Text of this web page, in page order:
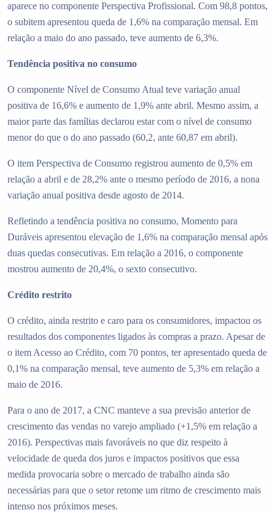
aparece no componente Perspectiva Profissional. Com 98,8 pontos,
o subitem apresentou queda de 1,6% na comparação mensal. Em
relação a maio do ano passado, teve aumento de 6,3%.
Tendência positiva no consumo
O componente Nível de Consumo Atual teve variação anual
positiva de 16,6% e aumento de 1,9% ante abril. Mesmo assim, a
maior parte das famílias declarou estar com o nível de consumo
menor do que o do ano passado (60,2, ante 60,87 em abril).
O item Perspectiva de Consumo registrou aumento de 0,5% em
relação a abril e de 28,2% ante o mesmo período de 2016, a nona
variação anual positiva desde agosto de 2014.
Refletindo a tendência positiva no consumo, Momento para
Duráveis apresentou elevação de 1,6% na comparação mensal após
duas quedas consecutivas. Em relação a 2016, o componente
mostrou aumento de 20,4%, o sexto consecutivo.
Crédito restrito
O crédito, ainda restrito e caro para os consumidores, impactou os
resultados dos componentes ligados às compras a prazo. Apesar de
o item Acesso ao Crédito, com 70 pontos, ter apresentado queda de
0,1% na comparação mensal, teve aumento de 5,3% em relação a
maio de 2016.
Para o ano de 2017, a CNC manteve a sua previsão anterior de
crescimento das vendas no varejo ampliado (+1,5% em relação a
2016). Perspectivas mais favoráveis no que diz respeito à
velocidade de queda dos juros e impactos positivos que essa
medida provocaria sobre o mercado de trabalho ainda são
necessárias para que o setor retome um ritmo de crescimento mais
intenso nos próximos meses.